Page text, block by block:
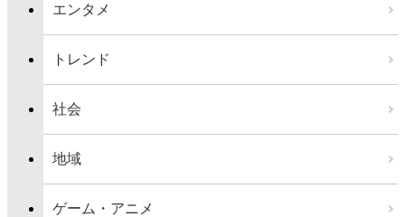
エンタメ
トレンド
社会
地域
ゲーム・アニメ